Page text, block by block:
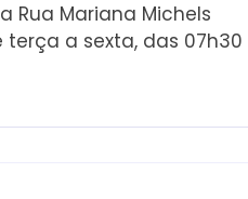
Rua Mariana Michels
terça a sexta, das 07h30